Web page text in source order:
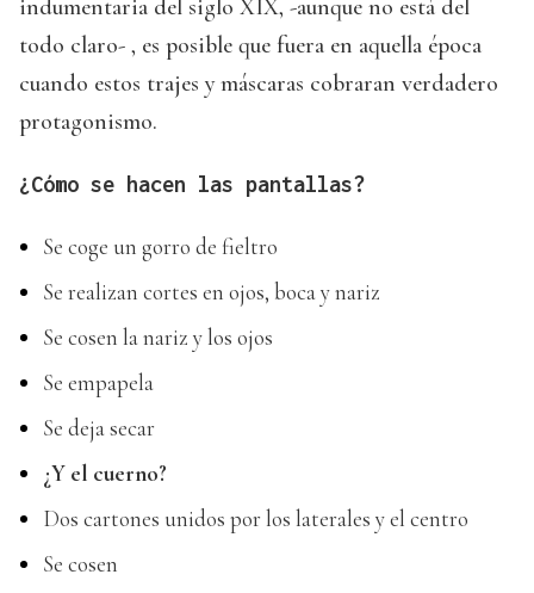
indumentaria del siglo XIX, -aunque no está del
todo claro- , es posible que fuera en aquella época
cuando estos trajes y máscaras cobraran verdadero
protagonismo.
¿Cómo se hacen las pantallas?
Se coge un gorro de fieltro
Se realizan cortes en ojos, boca y nariz
Se cosen la nariz y los ojos
Se empapela
Se deja secar
¿Y el cuerno?
Dos cartones unidos por los laterales y el centro
Se cosen